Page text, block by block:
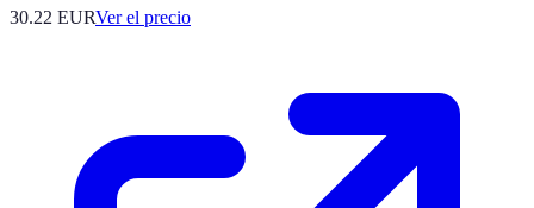
30.22 EURVer el precio